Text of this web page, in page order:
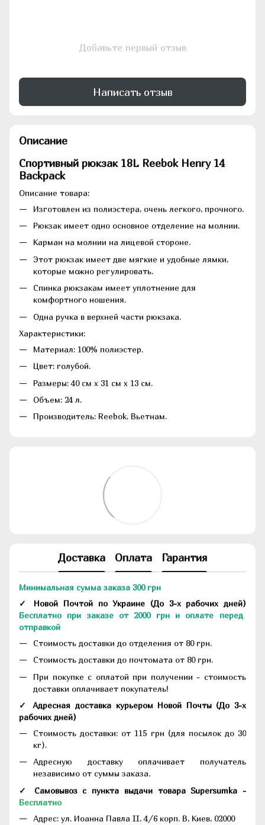
Добавьте первый отзыв
Написать отзыв
Описание
Спортивный рюкзак 18L Reebok Henry 14
Backpack
Описание товара:
Изготовлен из полиэстера, очень легкого, прочного.
Рюкзак имеет одно основное отделение на молнии.
Карман на молнии на лицевой стороне.
Этот рюкзак имеет две мягкие и удобные лямки,
которые можно регулировать.
Спинка рюкзакам имеет уплотнение для
комфортного ношения.
Одна ручка в верхней части рюкзака.
Характеристики:
Материал: 100% полиэстер.
Цвет: голубой.
Размеры: 40 см х 31 см х 13 см.
Объем: 24 л.
Производитель: Reebok, Вьетнам.
Доставка Оплата Гарантия
Минимальная сумма заказа 300 грн
✓ Новой Почтой по Украине (До 3-х рабочих дней)
Бесплатно при заказе от 2000 грн и оплате перед
отправкой
Стоимость доставки до отделения от 80 грн.
Стоимость доставки до почтомата от 80 грн.
При покупке с оплатой при получении - стоимость
доставки оплачивает покупатель!
✓ Адресная доставка курьером Новой Почты (До 3-х
рабочих дней)
Стоимость доставки: от 115 грн (для посылок до 30
кг).
Адресную доставку оплачивает получатель
независимо от суммы заказа.
✓ Самовывоз с пункта выдачи товара Supersumka -
Бесплатно
Адрес: ул. Иоанна Павла II, 4/6 корп. В, Киев, 02000